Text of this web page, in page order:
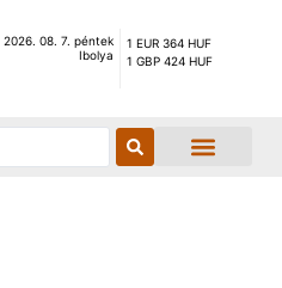
2026. 08. 7. péntek
Ibolya
1 EUR 364 HUF
1 GBP 424 HUF